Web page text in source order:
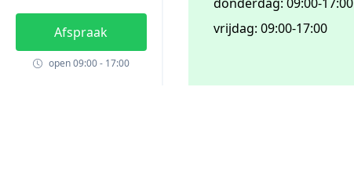
Afspraak
open 09:00 - 17:00
vrijdag: 09:00-17:00